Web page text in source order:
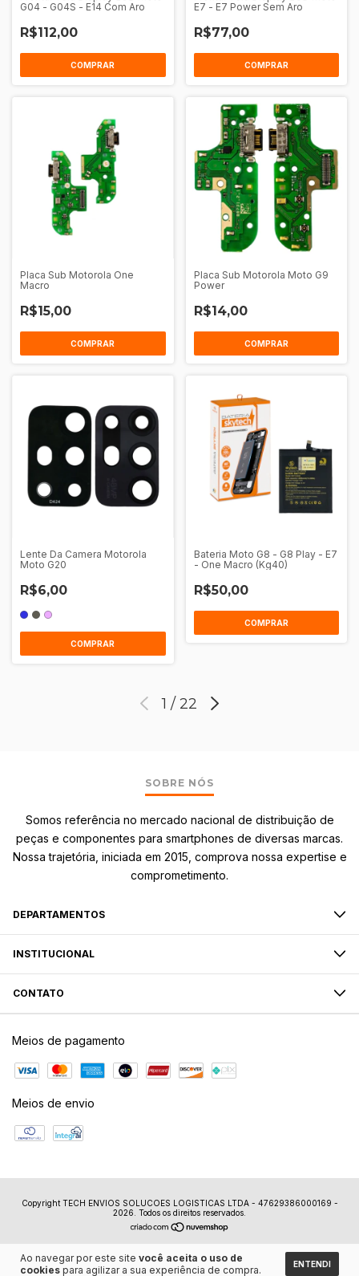
Ao navegar por este site você aceita o uso de
cookies para agilizar a sua experiência de compra. ENTENDI
G04 - G04S - E14 Com Aro
R$112,00
COMPRAR
E7 - E7 Power Sem Aro
R$77,00
COMPRAR
Placa Sub Motorola One
Macro
R$15,00
Placa Sub Motorola Moto G9
Power
R$14,00
Lente Da Camera Motorola
Moto G20
R$6,00
COMPRAR
Bateria Moto G8 - G8 Play - E7
- One Macro (Kg40)
R$50,00
COMPRAR
1 / 22
SOBRE NÓS
Somos referência no mercado nacional de distribuição de
peças e componentes para smartphones de diversas marcas.
Nossa trajetória, iniciada em 2015, comprova nossa expertise e
comprometimento.
DEPARTAMENTOS
INSTITUCIONAL
CONTATO
Meios de pagamento
Meios de envio
Copyright TECH ENVIOS SOLUCOES LOGISTICAS LTDA - 47629386000169 -
2026. Todos os direitos reservados.